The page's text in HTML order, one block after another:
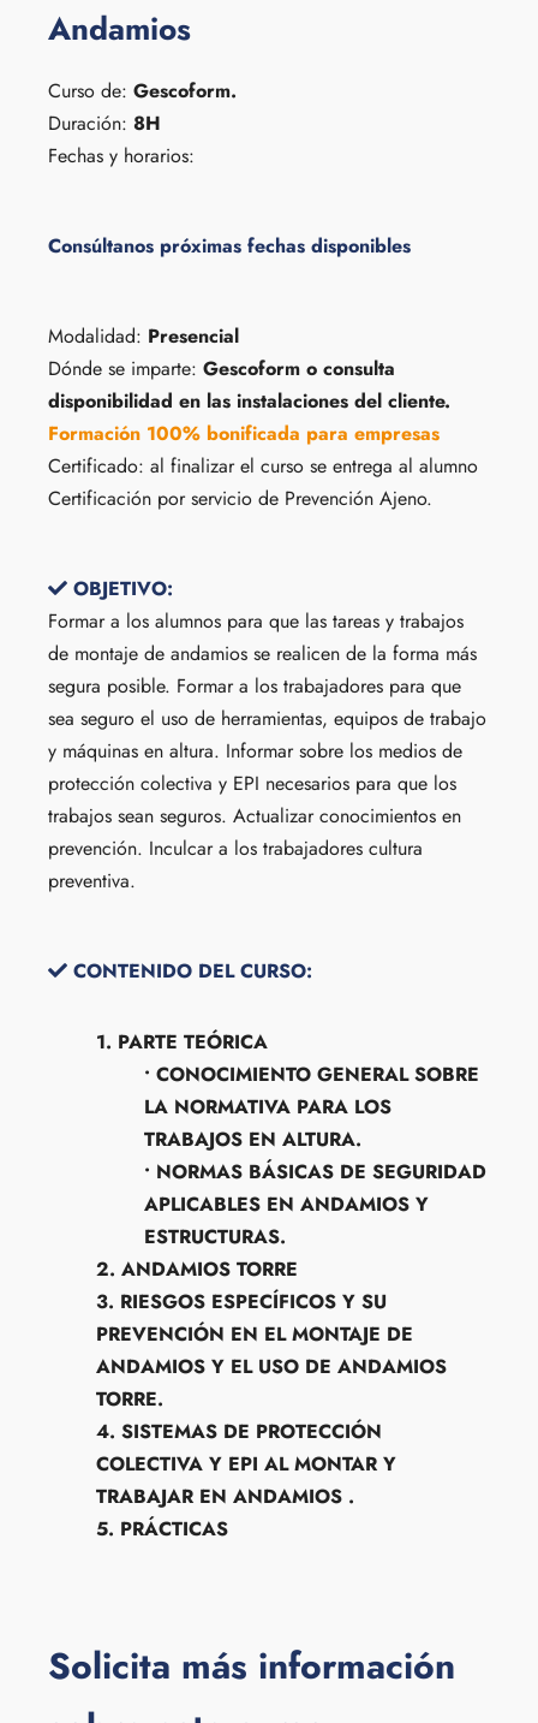
Andamios
Curso de: Gescoform.
Duración:8H
Fechas y horarios:
Consúltanos próximas fechas disponibles
Modalidad: Presencial
Dónde se imparte:Gescoform o consulta
disponibilidad en las instalaciones del cliente.
Formación 100% bonificada para empresas
Certificado: al finalizar el curso se entrega al alumno
Certificación por servicio de Prevención Ajeno.
OBJETIVO:
Formar a los alumnos para que las tareas y trabajos
de montaje de andamios se realicen de la forma más
segura posible. Formar a los trabajadores para que
sea seguro el uso de herramientas, equipos de trabajo
y máquinas en altura. Informar sobre los medios de
protección colectiva y EPI necesarios para que los
trabajos sean seguros. Actualizar conocimientos en
prevención. Inculcar a los trabajadores cultura
preventiva.
CONTENIDO DEL CURSO:
1. PARTE TEÓRICA
• CONOCIMIENTO GENERAL SOBRE
LA NORMATIVA PARA LOS
TRABAJOS EN ALTURA.
• NORMAS BÁSICAS DE SEGURIDAD
APLICABLES EN ANDAMIOS Y
ESTRUCTURAS.
2. ANDAMIOS TORRE
3. RIESGOS ESPECÍFICOS Y SU
PREVENCIÓN EN EL MONTAJE DE
ANDAMIOS Y EL USO DE ANDAMIOS
TORRE.
4. SISTEMAS DE PROTECCIÓN
COLECTIVA Y EPI AL MONTAR Y
TRABAJAR EN ANDAMIOS .
5. PRÁCTICAS
Solicita más información